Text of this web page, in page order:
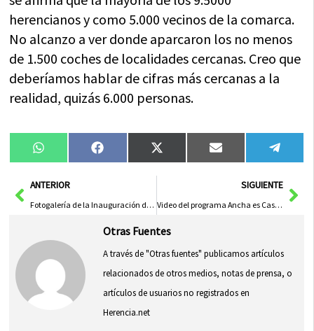
herencianos y como 5.000 vecinos de la comarca.
No alcanzo a ver donde aparcaron los no menos
de 1.500 coches de localidades cercanas. Creo que
deberíamos hablar de cifras más cercanas a la
realidad, quizás 6.000 personas.
Compartir
en
WhatsAppCompartir
en
FacebookCompartir
en
X
(Twitter)
Compartir
en
Email
en
AntANTERIOR
Fotogalería de la Inauguración del Carnaval de Herencia 2013
SIGUIENTE
Video del programa Ancha es Castilla-La Mancha sobre el Carnaval de Herencia
Otras Fuentes
A través de "Otras fuentes" publicamos artículos
relacionados de otros medios, notas de prensa, o
artículos de usuarios no registrados en
Herencia.net